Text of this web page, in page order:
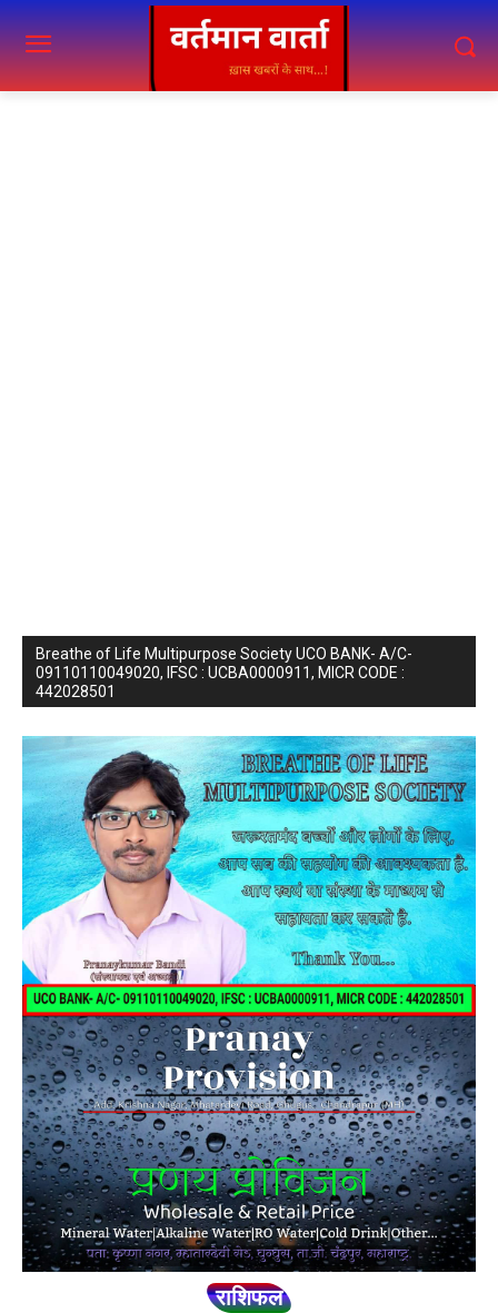
Breathe of Life Multipurpose Society UCO BANK- A/C-
09110110049020, IFSC : UCBA0000911, MICR CODE :
442028501
राशिफल